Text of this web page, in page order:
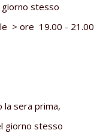
stesso
> ore 19.00 - 21.00
sera prima,
giorno stesso